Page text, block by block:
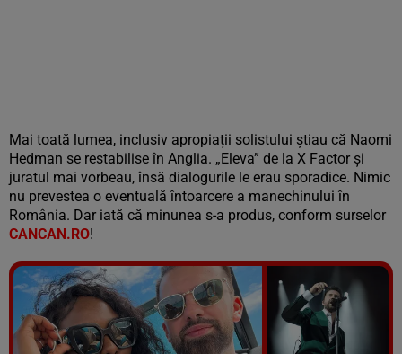
Mai toată lumea, inclusiv apropiații solistului știau că Naomi
Hedman se restabilise în Anglia. „Eleva” de la X Factor și
juratul mai vorbeau, însă dialogurile le erau sporadice. Nimic
nu prevestea o eventuală întoarcere a manechinului în
România. Dar iată că minunea s-a produs, conform surselor
CANCAN.RO!